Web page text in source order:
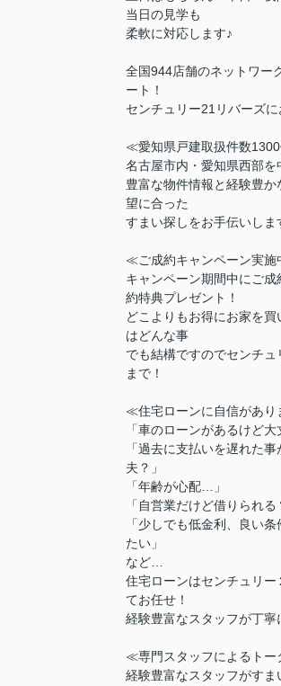
当日の見学も
柔軟に対応します♪
全国944店舗のネットワー
ート！
センチュリー21リバーズ
≪愛知県戸建取扱件数
名古屋市内・愛知県西部を
豊富な物件情報と経験豊
望に合った
すまい探しをお手伝いしま
≪ご成約キャンペーン実
キャンペーン期間中にご
約特典プレゼント！
どこよりもお得にお家を
はどんな事
でも結構ですのでセンチ
まで！
≪住宅ローンに自信があ
「車のローンがあるけど大
「過去に支払いを遅れた
夫？」
「年齢が心配…」
「自営業だけど借りられる
「少しでも低金利、良い
たい」
など…
住宅ローンはセンチュリー
てお任せ！
経験豊富なスタッフが丁寧
≪専門スタッフによるト
経験豊富なスタッフがすま